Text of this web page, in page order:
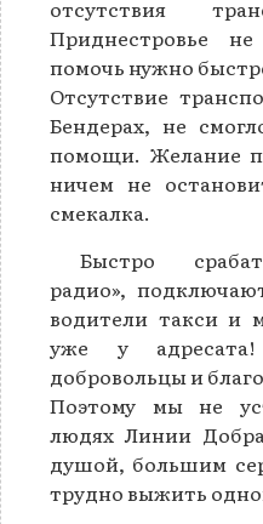
отсутствия
Приднестровье
помочь нужно
Отсутствие
Бендерах, не
помощи. Желание
ничем не
смекалка.
Быстро
радио»,
водители такси и
уже у
добровольцы и
Поэтому мы не
людях Линии
душой, большим
трудно выжить